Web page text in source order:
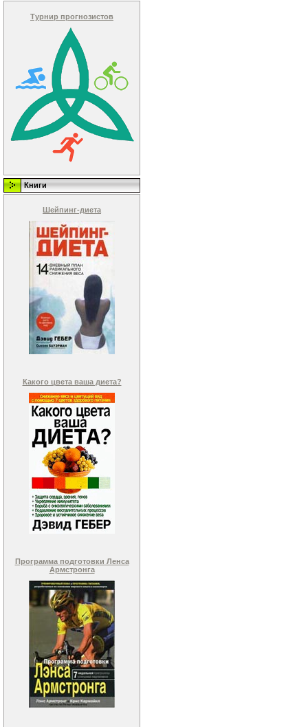
Турнир прогнозистов
Книги
Шейпинг-диета
Какого цвета ваша диета?
Программа подготовки Ленса
Армстронга